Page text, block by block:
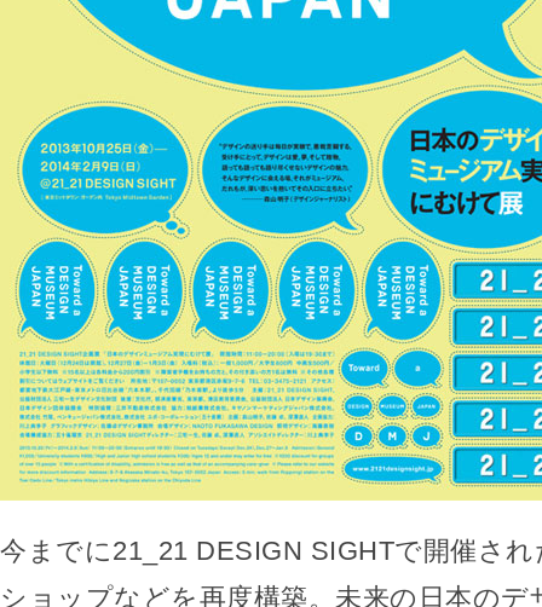
今までに21_21 DESIGN SIGHTで開催さ
ショップなどを再度構築。未来の日本の